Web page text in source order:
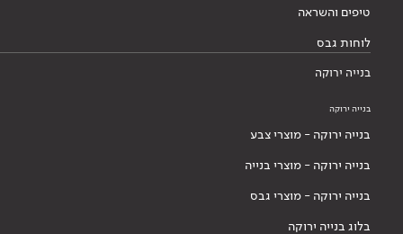
טיפים והשראה
לוחות גבס
בנייה ירוקה
בנייה ירוקה
בנייה ירוקה - מוצרי צבע
בנייה ירוקה - מוצרי בנייה
בנייה ירוקה - מוצרי גבס
בלוג בנייה ירוקה